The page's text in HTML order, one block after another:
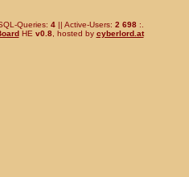
Queries: 4|| Active-Users: 2 698:.
HE v0.8, hosted by cyberlord.at